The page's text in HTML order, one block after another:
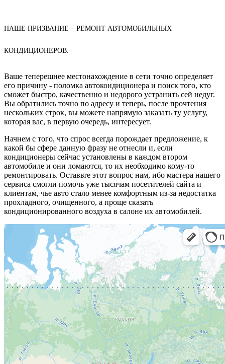
НАШЕ ПРИЗВАНИЕ – РЕМОНТ АВТОМОБИЛЬНЫХ
КОНДИЦИОНЕРОВ.
Ваше теперешнее местонахождение в сети точно определяет
его причину - поломка автокондиционера и поиск того, кто
сможет быстро, качественно и недорого устранить сей недуг.
Вы обратились точно по адресу и теперь, после прочтения
нескольких строк, вы можете напрямую заказать ту услугу,
которая вас, в первую очередь, интересует.
Начнем с того, что спрос всегда порождает предложение, к
какой бы сфере данную фразу не отнесли и, если
кондиционеры сейчас установлены в каждом втором
автомобиле и они ломаются, то их необходимо кому-то
ремонтировать. Оставьте этот вопрос нам, ибо мастера нашего
сервиса смогли помочь уже тысячам посетителей сайта и
клиентам, чье авто стало менее комфортным из-за недостатка
прохладного, очищенного, а проще сказать
кондиционированного воздуха в салоне их автомобилей.